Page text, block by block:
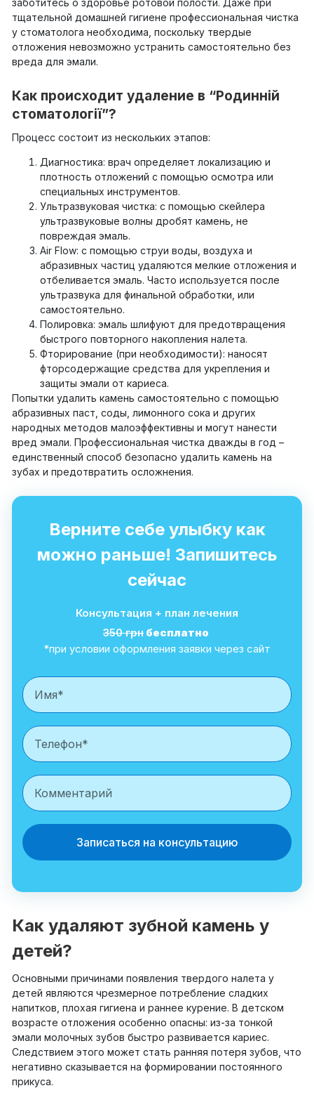
заботитесь о здоровье ротовой полости. Даже при
тщательной домашней гигиене профессиональная чистка
у стоматолога необходима, поскольку твердые
отложения невозможно устранить самостоятельно без
вреда для эмали.
Как происходит удаление в “Родинній
стоматології”?
Процесс состоит из нескольких этапов:
Диагностика: врач определяет локализацию и
плотность отложений с помощью осмотра или
специальных инструментов.
Ультразвуковая чистка: с помощью скейлера
ультразвуковые волны дробят камень, не
повреждая эмаль.
Air Flow: с помощью струи воды, воздуха и
абразивных частиц удаляются мелкие отложения и
отбеливается эмаль. Часто используется после
ультразвука для финальной обработки, или
самостоятельно.
Полировка: эмаль шлифуют для предотвращения
быстрого повторного накопления налета.
Фторирование (при необходимости): наносят
фторсодержащие средства для укрепления и
защиты эмали от кариеса.
Попытки удалить камень самостоятельно с помощью
абразивных паст, соды, лимонного сока и других
народных методов малоэффективны и могут нанести
вред эмали. Профессиональная чистка дважды в год –
единственный способ безопасно удалить камень на
зубах и предотвратить осложнения.
Верните себе улыбку как
можно раньше! Запишитесь
сейчас
Консультация + план лечения
350 грн бесплатно
*при условии оформления заявки через сайт
Записаться на консультацию
Как удаляют зубной камень у
детей?
Основными причинами появления твердого налета у
детей являются чрезмерное потребление сладких
напитков, плохая гигиена и раннее курение. В детском
возрасте отложения особенно опасны: из-за тонкой
эмали молочных зубов быстро развивается кариес.
Следствием этого может стать ранняя потеря зубов, что
негативно сказывается на формировании постоянного
прикуса.